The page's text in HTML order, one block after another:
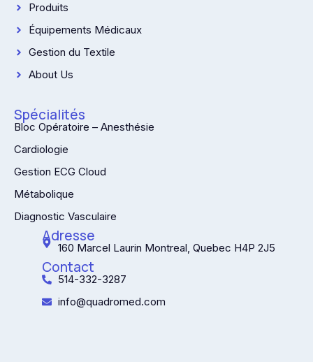
Produits
Équipements Médicaux
Gestion du Textile
About Us
Spécialités
Bloc Opératoire – Anesthésie
Cardiologie
Gestion ECG Cloud
Métabolique
Diagnostic Vasculaire
Adresse
160 Marcel Laurin Montreal, Quebec H4P 2J5
Contact
514-332-3287
info@quadromed.com